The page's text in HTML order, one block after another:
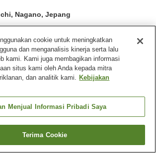
Nagano, Jepang
Ulasan: 21
Pemandian besar
Highland Hotel Annex
Cari kamar
cookie untuk meningkatkan
dan menganalisis kinerja serta lalu
kami. Kami juga membagikan informasi
situs kami oleh Anda kepada mitra
dan analitik kami. Kebijakan
Menjual Informasi Pribadi Saya
Terima Cookie